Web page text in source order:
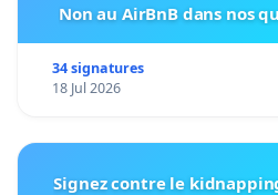
Non au AirBnB dans nos
34 signatures
18 Jul 2026
Signez contre le